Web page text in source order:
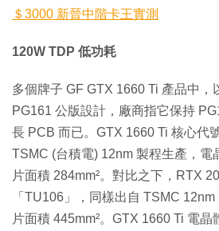
＄3000 新晉中階卡王實測
120W TDP 低功耗
多個牌子 GF GTX 1660 Ti 產品中，
PG161 公版設計，廠商指它保持
長 PCB 而已。GTX 1660 Ti 核心代
TSMC (台積電) 12nm 製程生產，電
片面積 284mm²。對比之下，RTX
「TU106」，同樣出自 TSMC
片面積 445mm²。GTX 1660 Ti 電